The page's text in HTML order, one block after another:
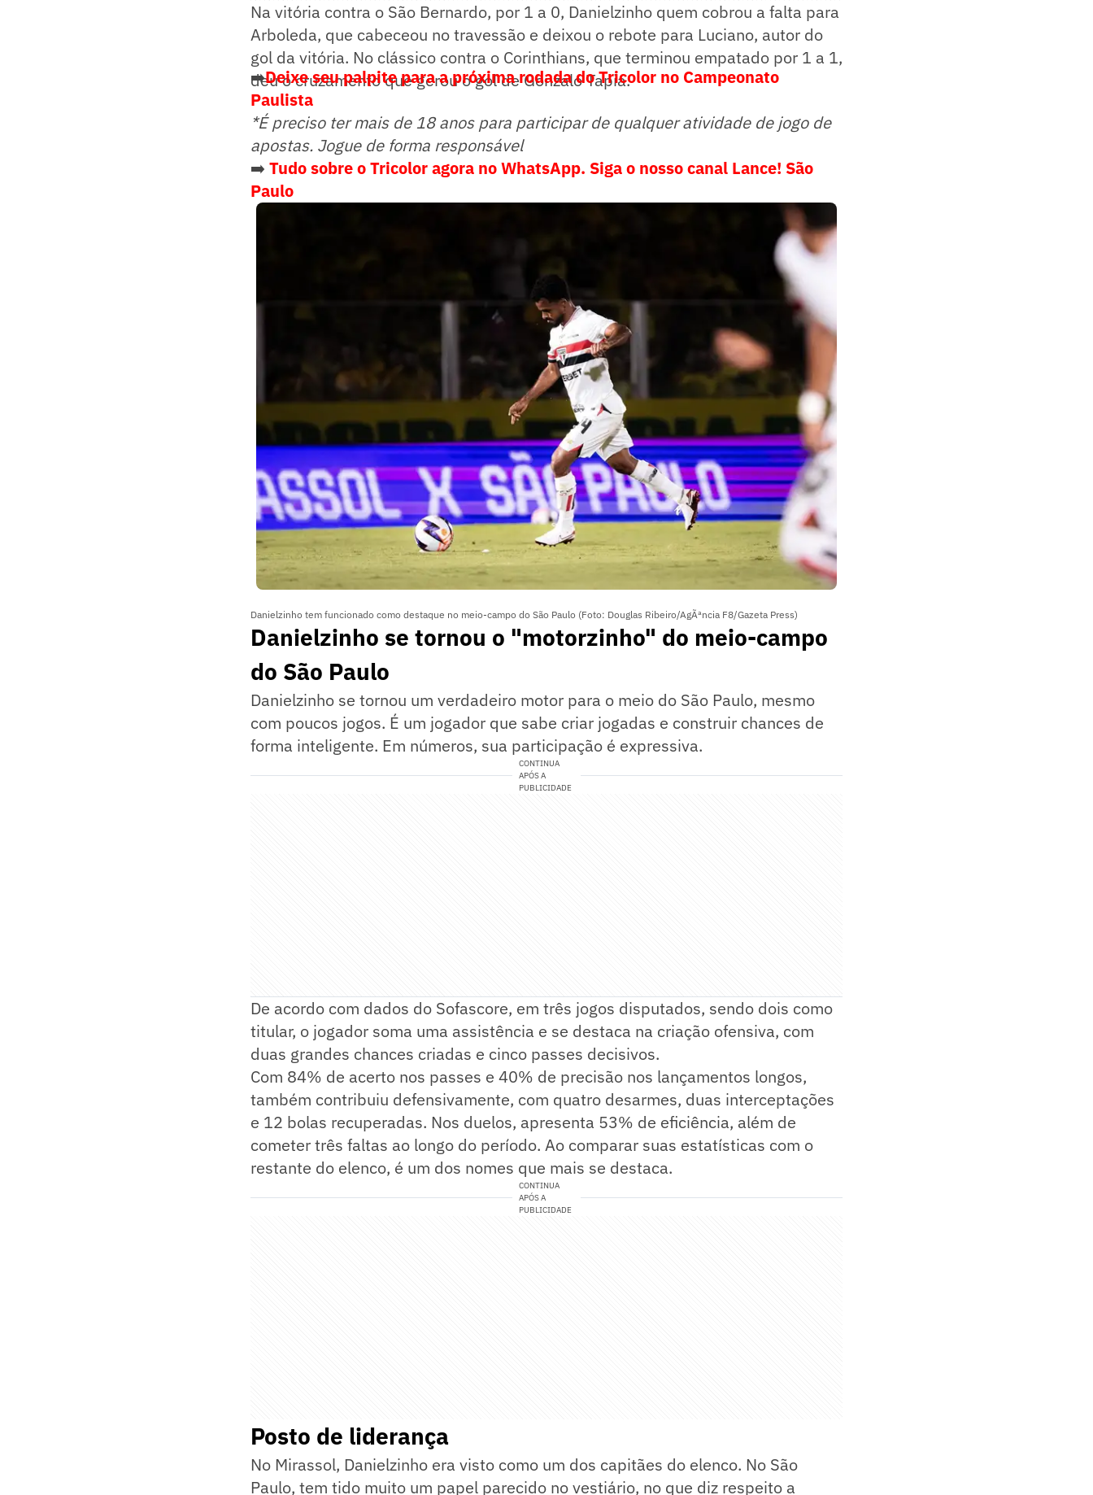
Na vitória contra o São Bernardo, por 1 a 0, Danielzinho quem cobrou a falta para
Arboleda, que cabeceou no travessão e deixou o rebote para Luciano, autor do
gol da vitória. No clássico contra o Corinthians, que terminou empatado por 1 a 1,
deu o cruzamento que gerou o gol de Gonzalo Tapia.
➡️Deixe seu palpite para a próxima rodada do Tricolor no Campeonato
Paulista
*É preciso ter mais de 18 anos para participar de qualquer atividade de jogo de
apostas. Jogue de forma responsável
➡️ Tudo sobre o Tricolor agora no WhatsApp. Siga o nosso canal Lance! São
Paulo
Danielzinho tem funcionado como destaque no meio-campo do São Paulo (Foto: Douglas Ribeiro/AgÃªncia F8/Gazeta Press)
Danielzinho se tornou o "motorzinho" do meio-campo
do São Paulo
Danielzinho se tornou um verdadeiro motor para o meio do São Paulo, mesmo
com poucos jogos. É um jogador que sabe criar jogadas e construir chances de
forma inteligente. Em números, sua participação é expressiva.
CONTINUA
APÓS A
PUBLICIDADE
De acordo com dados do Sofascore, em três jogos disputados, sendo dois como
titular, o jogador soma uma assistência e se destaca na criação ofensiva, com
duas grandes chances criadas e cinco passes decisivos.
Com 84% de acerto nos passes e 40% de precisão nos lançamentos longos,
também contribuiu defensivamente, com quatro desarmes, duas interceptações
e 12 bolas recuperadas. Nos duelos, apresenta 53% de eficiência, além de
cometer três faltas ao longo do período. Ao comparar suas estatísticas com o
restante do elenco, é um dos nomes que mais se destaca.
CONTINUA
APÓS A
PUBLICIDADE
Posto de liderança
No Mirassol, Danielzinho era visto como um dos capitães do elenco. No São
Paulo, tem tido muito um papel parecido no vestiário, no que diz respeito a